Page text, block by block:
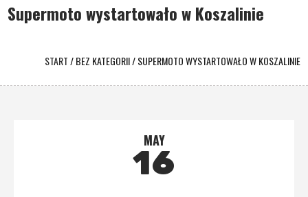
Supermoto wystartowało w Koszalinie
START/BEZ KATEGORII/SUPERMOTO WYSTARTOWAŁO W KOSZALINIE
MAY
16